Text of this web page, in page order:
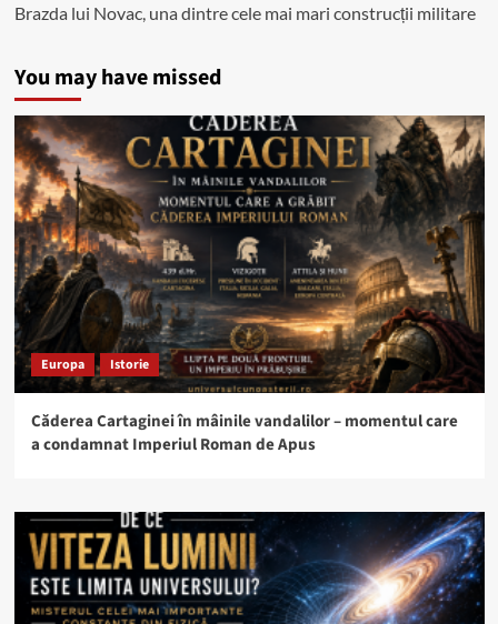
Brazda lui Novac, una dintre cele mai mari construcții militare
You may have missed
Europa Istorie
Căderea Cartaginei în mâinile vandalilor – momentul care
a condamnat Imperiul Roman de Apus